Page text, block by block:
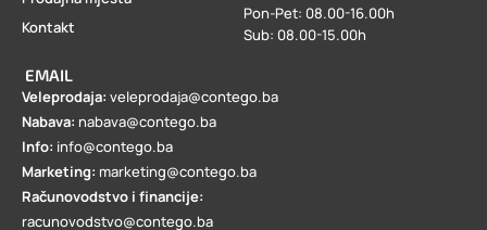
Kontakt
EMAIL
Veleprodaja: veleprodaja@contego.ba
Nabava: nabava@contego.ba
Info: info@contego.ba
Marketing: marketing@contego.ba
Računovodstvo i financije:
racunovodstvo@contego.ba
Pon-Pet: 08.00-16.00h
Sub: 08.00-15.00h